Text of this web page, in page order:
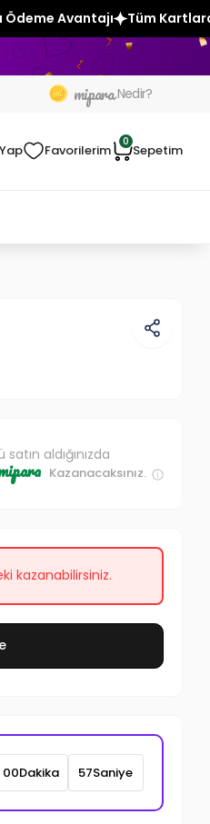
12 Taksit Kapıda
mipara Nedir?
Favorilerim
0
Sepetim
aldığınızda
Kazanacaksınız.
kazanabilirsiniz.
00Dakika 55Saniye